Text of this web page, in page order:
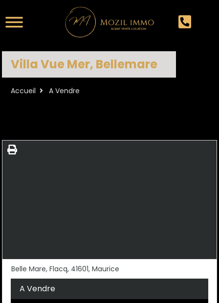
Villa Vue Mer, Bellemare
Accueil A Vendre
Belle Mare, Flacq, 41601, Maurice
A Vendre